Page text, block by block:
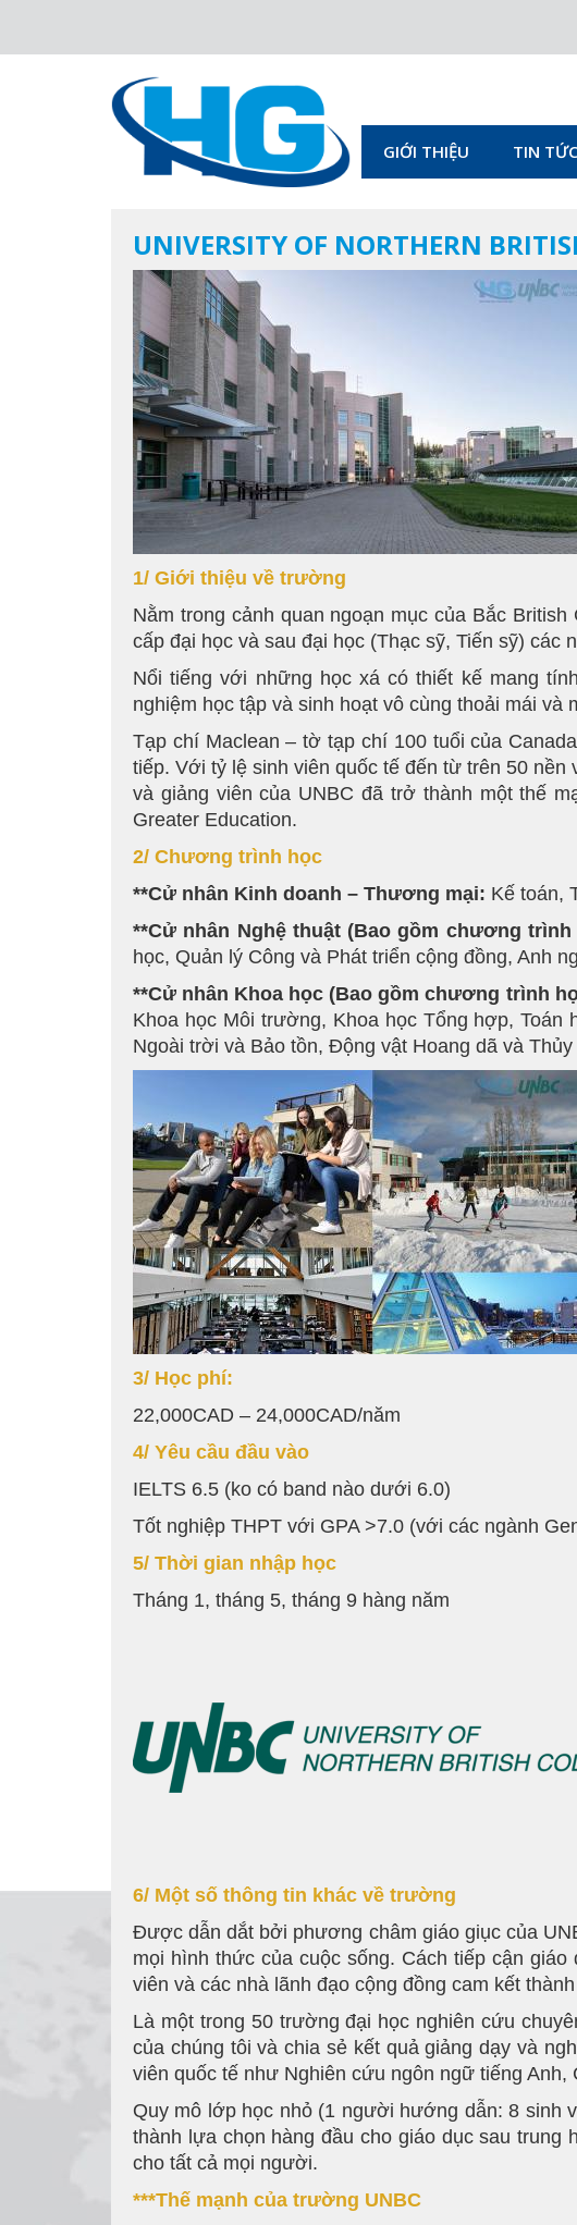
GIỚI THIỆU TIN TỨC
UNIVERSITY OF NORTHERN
1/ Giới thiệu về trường
Nằm trong cảnh quan ngoạn mục của Bắc
cấp đại học và sau đại học (Thạc sỹ, Tiến sỹ)
Nổi tiếng với những học xá có thiết kế mang
nghiệm học tập và sinh hoạt vô cùng thoải mái và
Tạp chí Maclean – tờ tạp chí 100 tuổi của
tiếp. Với tỷ lệ sinh viên quốc tế đến từ trên 50
và giảng viên của UNBC đã trở thành một thế
Greater Education.
2/ Chương trình học
**Cử nhân Kinh doanh – Thương mại: Kế toán,
**Cử nhân Nghệ thuật (Bao gồm chương
học, Quản lý Công và Phát triển cộng đồng, Anh
**Cử nhân Khoa học (Bao gồm chương trình
Khoa học Môi trường, Khoa học Tổng hợp,
Ngoài trời và Bảo tồn, Động vật Hoang dã và
3/ Học phí:
22,000CAD – 24,000CAD/năm
4/ Yêu cầu đầu vào
IELTS 6.5 (ko có band nào dưới 6.0)
Tốt nghiệp THPT với GPA >7.0 (với các ngành
5/ Thời gian nhập học
Tháng 1, tháng 5, tháng 9 hàng năm
6/ Một số thông tin khác về trường
Được dẫn dắt bởi phương châm giáo giục của
mọi hình thức của cuộc sống. Cách tiếp cận
viên và các nhà lãnh đạo cộng đồng cam kết
Là một trong 50 trường đại học nghiên cứu
của chúng tôi và chia sẻ kết quả giảng dạy và
viên quốc tế như Nghiên cứu ngôn ngữ tiếng Anh,
Quy mô lớp học nhỏ (1 người hướng dẫn: 8 sinh
thành lựa chọn hàng đầu cho giáo dục sau
cho tất cả mọi người.
***Thế mạnh của trường UNBC